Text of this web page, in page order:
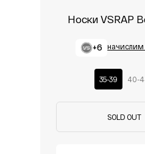
Носки VSRAP
+6 начислим
35-39 40-
SOLD OUT